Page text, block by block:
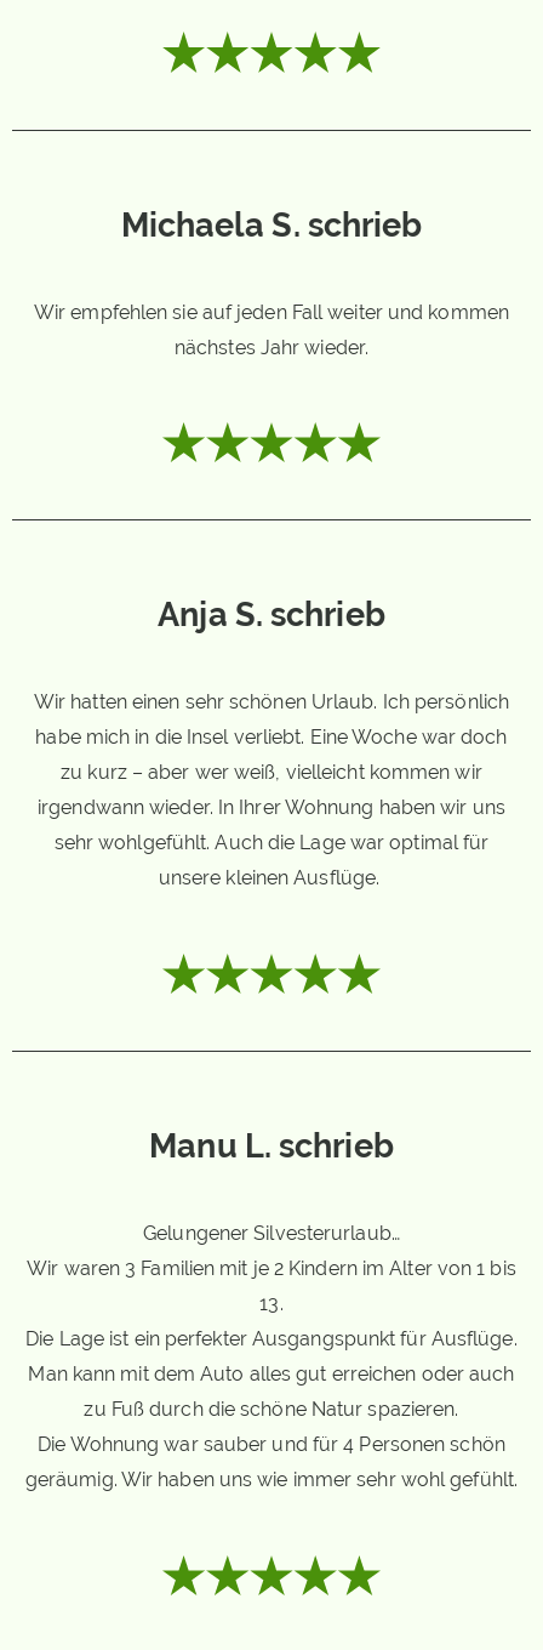
Michaela S. schrieb
Wir empfehlen sie auf jeden Fall weiter und kommen
nächstes Jahr wieder.
Anja S. schrieb
Wir hatten einen sehr schönen Urlaub. Ich persönlich
habe mich in die Insel verliebt. Eine Woche war doch
zu kurz – aber wer weiß, vielleicht kommen wir
irgendwann wieder. In Ihrer Wohnung haben wir uns
sehr wohlgefühlt. Auch die Lage war optimal für
unsere kleinen Ausflüge.
Manu L. schrieb
Gelungener Silvesterurlaub…
Wir waren 3 Familien mit je 2 Kindern im Alter von 1 bis
13.
Die Lage ist ein perfekter Ausgangspunkt für Ausflüge.
Man kann mit dem Auto alles gut erreichen oder auch
zu Fuß durch die schöne Natur spazieren.
Die Wohnung war sauber und für 4 Personen schön
geräumig. Wir haben uns wie immer sehr wohl gefühlt.